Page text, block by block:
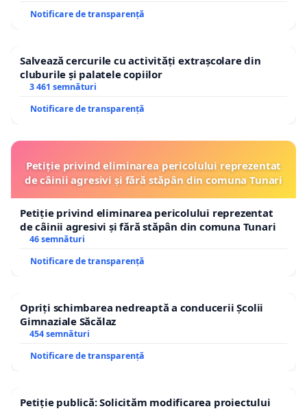
Notificare de transparență
Salvează cercurile cu activități extrașcolare din
cluburile și palatele copiilor
3 461 semnături
Notificare de transparență
Petiție privind eliminarea pericolului reprezentat
de câinii agresivi și fără stăpân din comuna Tunari
Petiție privind eliminarea pericolului reprezentat
de câinii agresivi și fără stăpân din comuna Tunari
46 semnături
Notificare de transparență
Opriți schimbarea nedreaptă a conducerii Școlii
Gimnaziale Săcălaz
454 semnături
Notificare de transparență
Petiție publică: Solicităm modificarea proiectului